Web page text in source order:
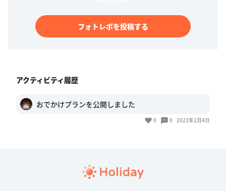
フォトレポを投稿する
アクティビティ履歴
おでかけプランを公開しました
0 0 2023年2月4日